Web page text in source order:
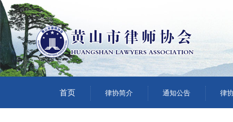
首页 律协简介 通知公告 律